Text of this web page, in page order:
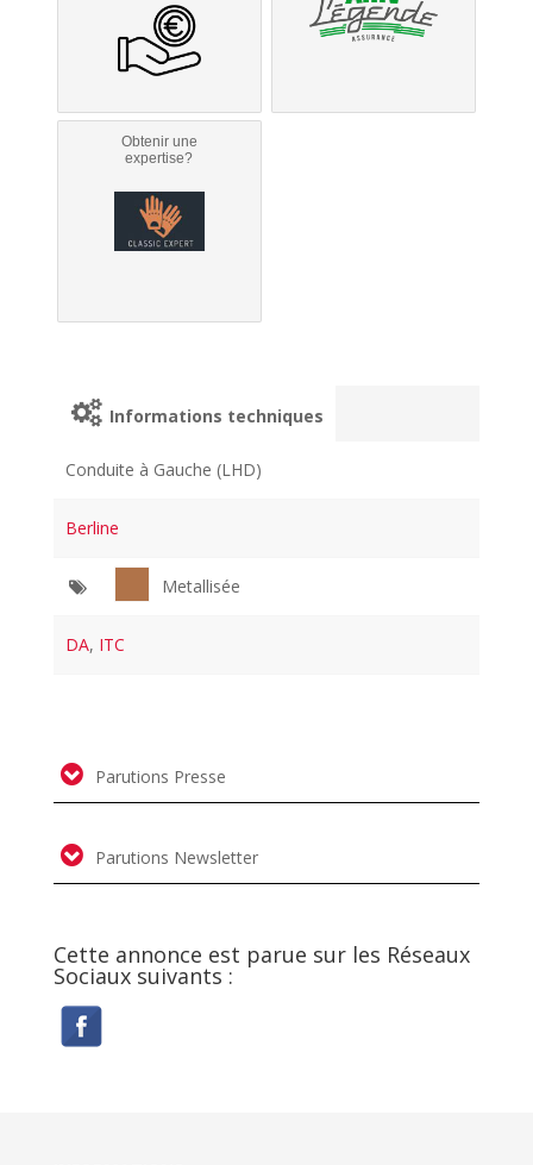
Obtenir une
expertise?
Informations techniques
Conduite à Gauche (LHD)
Berline
Metallisée
DA, ITC
Parutions Presse
Parutions Newsletter
Cette annonce est parue sur les Réseaux
Sociaux suivants :